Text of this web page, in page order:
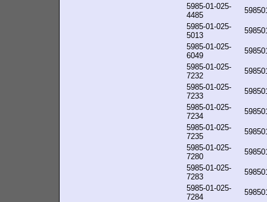
5985-01-025-
4485
5985-01-025-
5013
5985-01-025-
6049
5985-01-025-
7232
5985-01-025-
7233
5985-01-025-
7234
5985-01-025-
7235
5985-01-025-
7280
5985-01-025-
7283
5985-01-025-
7284